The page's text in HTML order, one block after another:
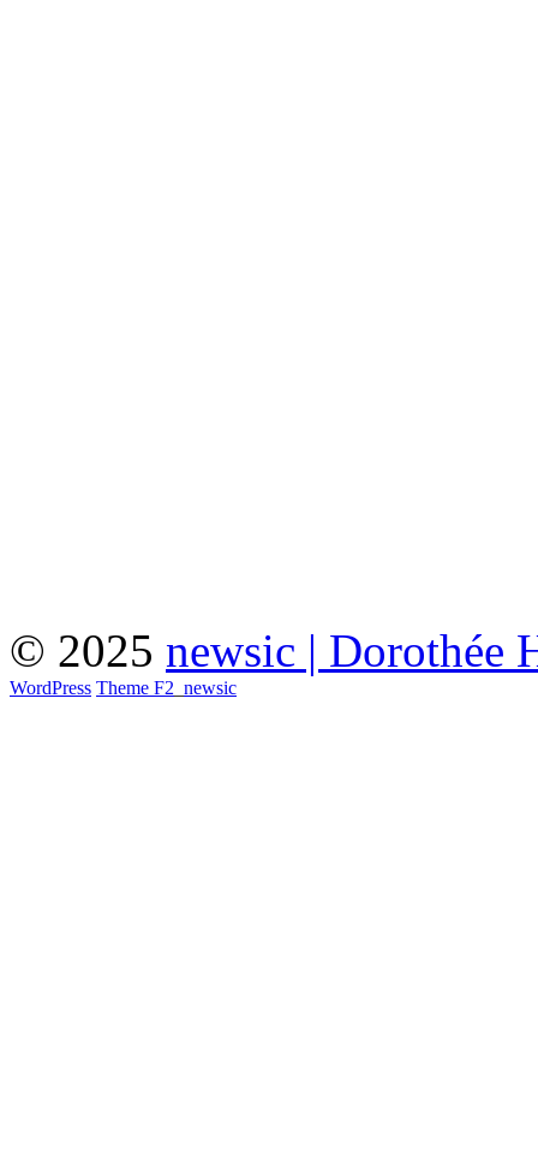
© 2025 newsic | Dorothée
WordPress Theme F2 newsic